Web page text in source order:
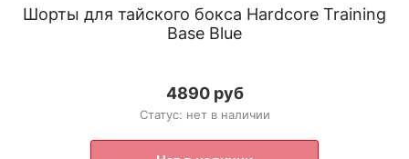
Шорты для тайского бокса Hardcore Training
Base Blue
4890 руб
Статус: нет в наличии